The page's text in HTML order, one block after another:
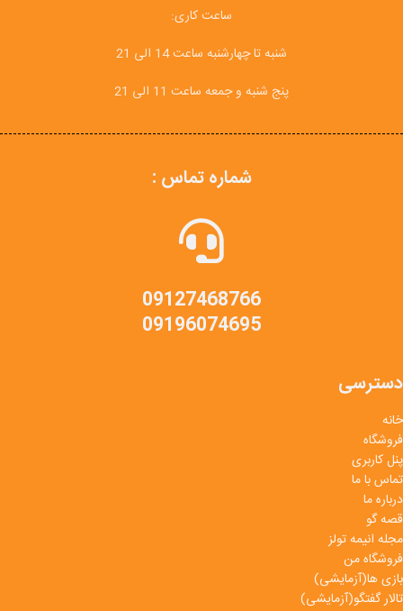
ساعت کاری:
شنبه تا چهارشنبه ساعت 14 الی 21
پنج شنبه و جمعه ساعت 11 الی 21
شماره تماس :
09127468766
09196074695
دسترسی
خانه
فروشگاه
پنل کاربری
تماس با ما
درباره ما
قصه گو
مجله انیمه تولز
فروشگاه من
بازی ها(آزمایشی)
تالار گفتگو(آزمایشی)